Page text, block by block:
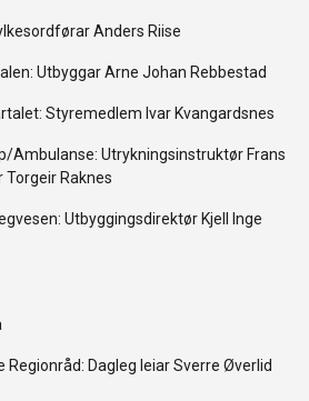
Anders Riise
Utbyggar Arne Johan Rebbestad
Styremedlem Ivar Kvangardsnes
Ambulanse: Utrykningsinstruktør Frans
Torgeir Raknes
Utbyggingsdirektør Kjell Inge
Regionråd: Dagleg leiar Sverre Øverlid